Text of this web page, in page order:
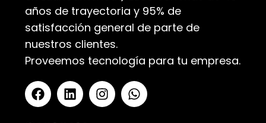
años de trayectoria y 95% de
satisfacción general de parte de
nuestros clientes.
Proveemos tecnología para tu empresa.